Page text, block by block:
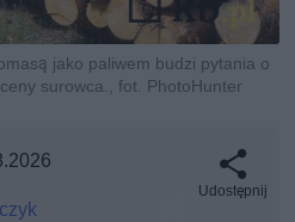
jako paliwem budzi pytania o
surowca., fot. PhotoHunter
Udostępnij